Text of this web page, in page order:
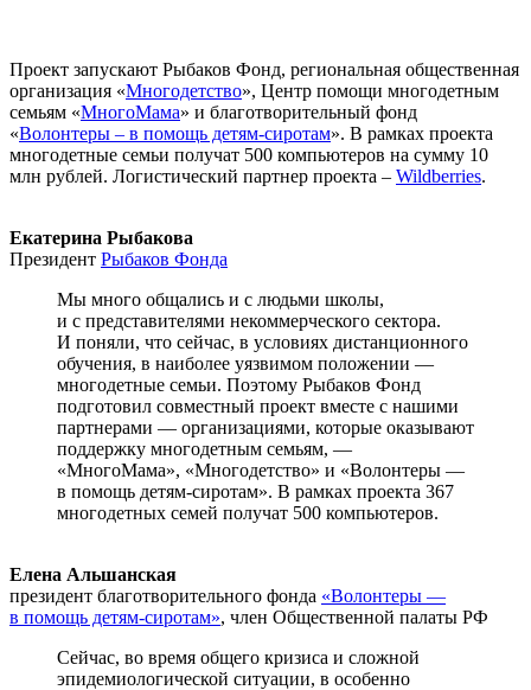
Проект запускают Рыбаков Фонд, региональная общественная
организация «Многодетство», Центр помощи многодетным
семьям «МногоМама» и благотворительный фонд
«Волонтеры – в помощь детям-сиротам». В рамках проекта
многодетные семьи получат 500 компьютеров на сумму 10
млн рублей. Логистический партнер проекта – Wildberries.
Екатерина Рыбакова
Президент Рыбаков Фонда
Мы много общались и с людьми школы,
и с представителями некоммерческого сектора.
И поняли, что сейчас, в условиях дистанционного
обучения, в наиболее уязвимом положении —
многодетные семьи. Поэтому Рыбаков Фонд
подготовил совместный проект вместе с нашими
партнерами — организациями, которые оказывают
поддержку многодетным семьям, —
«МногоМама», «Многодетство» и «Волонтеры —
в помощь детям-сиротам». В рамках проекта 367
многодетных семей получат 500 компьютеров.
Елена Альшанская
президент благотворительного фонда «Волонтеры —
в помощь детям-сиротам», член Общественной палаты РФ
Сейчас, во время общего кризиса и сложной
эпидемиологической ситуации, в особенно